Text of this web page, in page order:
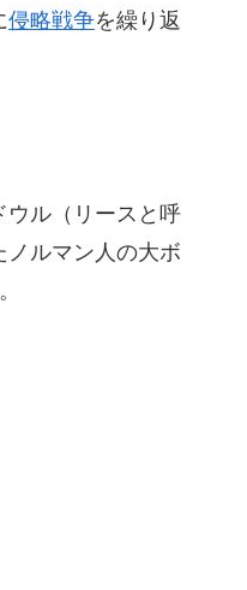
侵略戦争を繰り返
ウル（リースと呼
ノルマン人の大ボ